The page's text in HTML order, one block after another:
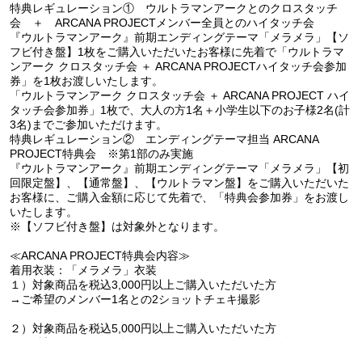
特典レギュレーション① ウルトラマンアークとのクロスタッチ
会 ＋ ARCANA PROJECTメンバー全員とのハイタッチ会
『ウルトラマンアーク』前期エンディングテーマ「メラメラ」【ソ
フビ付き盤】1枚をご購入いただいたお客様に先着で「ウルトラマ
ンアーク クロスタッチ会 ＋ ARCANA PROJECTハイタッチ会参加
券」を1枚お渡しいたします。
「ウルトラマンアーク クロスタッチ会 ＋ ARCANA PROJECT ハイ
タッチ会参加券」1枚で、大人の方1名＋小学生以下のお子様2名(計
3名)までご参加いただけます。
特典レギュレーション② エンディングテーマ担当 ARCANA
PROJECT特典会 ※第1部のみ実施
『ウルトラマンアーク』前期エンディングテーマ「メラメラ」【初
回限定盤】、【通常盤】、【ウルトラマン盤】をご購入いただいた
お客様に、ご購入金額に応じて先着で、「特典会参加券」をお渡し
いたします。
※【ソフビ付き盤】は対象外となります。
≪ARCANA PROJECT特典会内容≫
着用衣装：「メラメラ」衣装
１）対象商品を税込3,000円以上ご購入いただいた方
→ご希望のメンバー1名との2ショットチェキ撮影
２）対象商品を税込5,000円以上ご購入いただいた方